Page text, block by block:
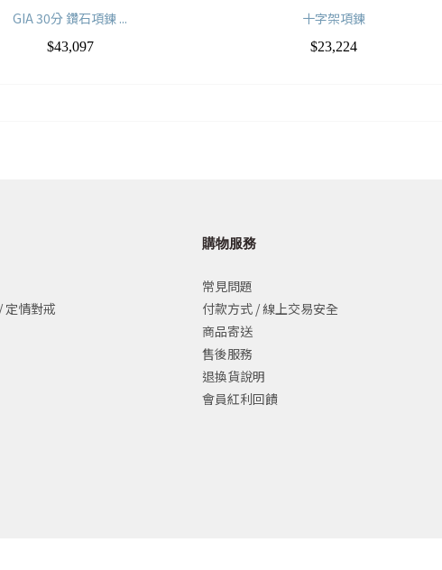
GIA 30分 鑽石項鍊 ...
$43,097
十字架項鍊
$23,224
定情對戒
購物服務
常見問題
付款方式 / 線上交易安全
商品寄送
售後服務
退換貨說明
會員紅利回饋